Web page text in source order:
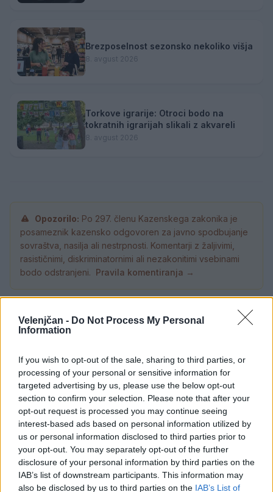
Velenjčan - Do Not Process My Personal
Information
If you wish to opt-out of the sale, sharing to third parties, or
processing of your personal or sensitive information for
targeted advertising by us, please use the below opt-out
section to confirm your selection. Please note that after your
opt-out request is processed you may continue seeing
interest-based ads based on personal information utilized by
us or personal information disclosed to third parties prior to
your opt-out. You may separately opt-out of the further
disclosure of your personal information by third parties on the
IAB’s list of downstream participants. This information may
also be disclosed by us to third parties on the IAB’s List of
Brezposelnost sezonsko nekoliko višja
8. avgust 2026
Torkove igrarije: Otroci bodo na
tokratnih igrarijah slikali z akvareli
8. avgust 2026
Opozorilo: Po 297. členu Kazenskega zakonika je
posameznik kazensko odgovoren za javno spodbujanje
sovraštva, nasilja ali nestrpnosti. Komentarji z žaljivimi,
rasističnimi, diskriminatornimi ali nezakonitimi vsebinami
bodo odstranjeni. Pravila komentiranja →
AVG
9
Odiseja
19:00
AVG Obišči Vilo Čira-Čara
AVG
9
Tačke na patrulji: Dino-film
16:00
AVG
10
Minute za šah z Nejcem
09:00